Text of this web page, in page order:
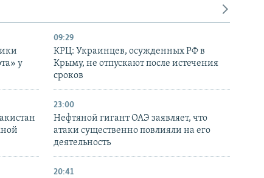
у
09:29
КРЦ: Украинцев, осужденных РФ в
Крыму, не отпускают после истечения
сроков
23:00
Нефтяной гигант ОАЭ заявляет, что
атаки существенно повлияли на его
деятельность
20:41